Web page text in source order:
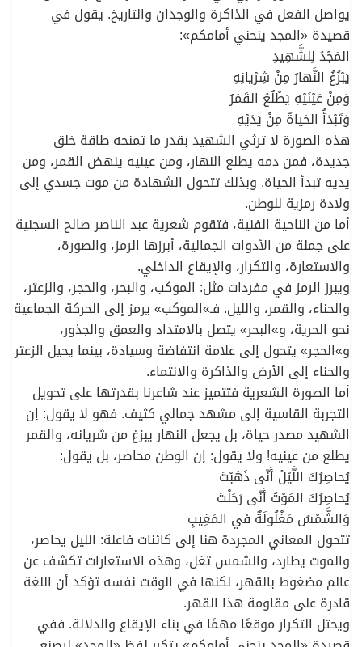
يواصل الفعل في الذاكرة والوجدان والتاريخ. يقول في
قصيدة «المجد ينحني أمامكم»:
المَجْدُ لِلشَّهِيدِ
يَبْزُغُ النَّهارُ مِنْ شِرْيانِهِ
وَمِنْ عَيْنَيْهِ يَطْلُعُ القَمَرُ
وَتَبْدَأُ الحَياةُ مِنْ يَدَيْهِ
هذه الصورة لا ترثي الشهيد بقدر ما تمنحه طاقة خلق
جديدة، فمن دمه يطلع النهار، ومن عينيه ينهض القمر، ومن
يديه تبدأ الحياة. وبذلك تتحول الشهادة من موت جسدي إلى
ولادة رمزية للوطن.
أما من الناحية الفنية، فتقوم شعرية عبد الناصر صالح السجنية
على جملة من الأدوات الجمالية، أبرزها الرمز، والصورة،
والاستعارة، والتكرار، والإيقاع الداخلي.
ويبرز الرمز في مفردات مثل: الموكب، والبحر، والحجر، والزعتر،
والحناء، والقمر، والليل. فـ»الموكب» يرمز إلى الحركة الجماعية
نحو الحرية، و»البحر» يتصل بالامتداد والعمق والجذور،
و»الحجر» يتحول إلى علامة انتفاضة وسيادة، بينما يحيل الزعتر
والحناء إلى الأرض والذاكرة والانتماء.
أما الصورة الشعرية فتتميز عند شاعرنا بقدرتها على تحويل
التجربة القاسية إلى مشهد جمالي كثيف. فهو لا يقول: إن
الشهيد مصدر حياة، بل يجعل النهار يبزغ من شريانه، والقمر
يطلع من عينيه! ولا يقول: إن الوطن محاصر، بل يقول:
يُحاصِرُكَ اللَّيْلُ أَنّى ذَهَبْتَ
يُحاصِرُكَ المَوْتُ أَنّى رَحَلْتَ
وَالشَّمْسُ مَغْلُولَةٌ في المَغِيبِ
تتحول المعاني المجردة هنا إلى كائنات فاعلة: الليل يحاصر،
والموت يطارد، والشمس تغل، وهذه الاستعارات تكشف عن
عالم مضغوط بالقهر، لكنها في الوقت نفسه تؤكد أن اللغة
قادرة على مقاومة هذا القهر.
ويحتل التكرار موقعًا مهمًا في بناء الإيقاع والدلالة. ففي